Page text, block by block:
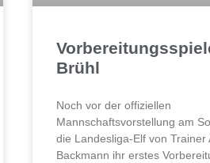
Brühl
Noch vor der offiziellen
Mannschaftsvorstellung am
die Landesliga-Elf von Trainer
Backmann ihr erstes